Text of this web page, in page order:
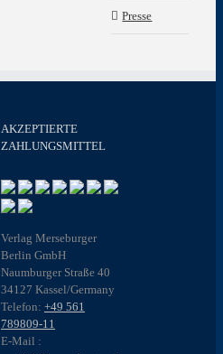
Presse
AKZEPTIERTE
ZAHLUNGSMITTEL
Verlag Merseburger
Berlin GmbH
Naumburger Straße 40
34127 Kassel/Germany
Telefon: +49 561
789809-11
E-Mail :